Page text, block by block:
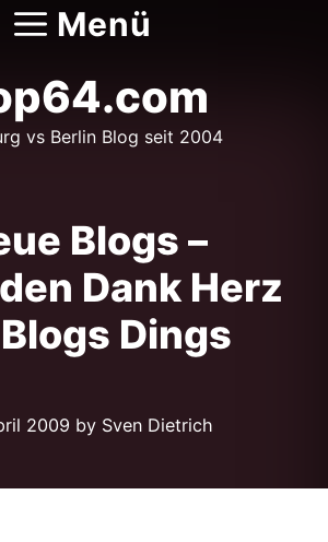
Menü
vs Berlin Blog seit 2004
Blogs –
Dank Herz
Dings
2009 by Sven Dietrich